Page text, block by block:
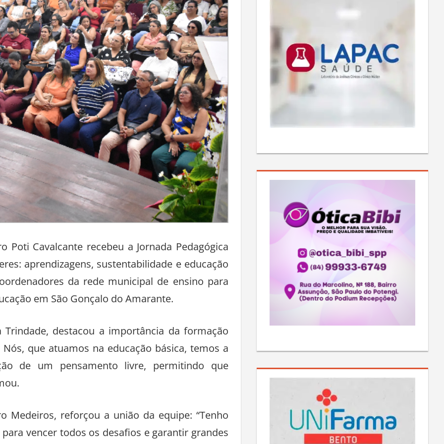
aprendizagens, sustentabilidade e educação
da rede municipal de ensino para
em São Gonçalo do Amarante.
que atuamos na educação básica, temos a
de um pensamento livre, permitindo que